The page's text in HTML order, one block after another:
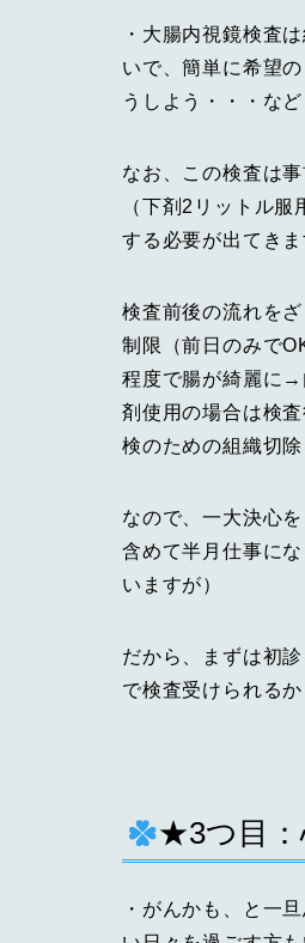
・大腸内視鏡検査
いで、簡単に希望
うしよう・・・な
なお、この検査は
（下剤2リットル
する必要が出てきま
検査前後の流れを
制限（前日のみで
程度で腸が綺麗に→
剤使用の場合は検
検のための組織切
なので、一大決心
含めて半月仕事に
いますが）
だから、まずは初
で検査受けられる
★3つ目：
・がんかも、と一